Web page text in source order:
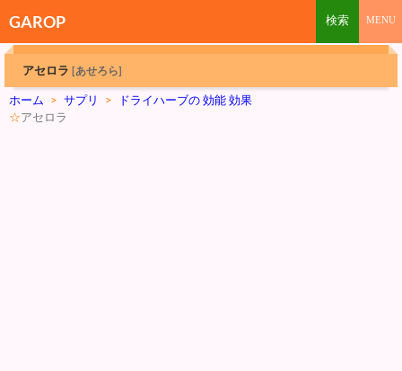
GAROP
アセロラ [あせろら]
ホーム > サプリ >
ドライハーブの 効能 効果
☆アセロラ